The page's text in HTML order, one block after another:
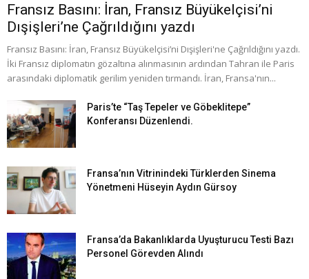
Fransız Basını: İran, Fransız Büyükelçisi’ni
Dışişleri’ne Çağrıldığını yazdı
Fransız Basını: İran, Fransız Büyükelçisi’ni Dışişleri'ne Çağrıldığını yazdı.
İki Fransız diplomatın gözaltına alınmasının ardından Tahran ile Paris
arasındaki diplomatik gerilim yeniden tırmandı. İran, Fransa'nın...
Paris’te “Taş Tepeler ve Göbeklitepe”
Konferansı Düzenlendi.
Fransa’nın Vitrinindeki Türklerden Sinema
Yönetmeni Hüseyin Aydın Gürsoy
Fransa’da Bakanlıklarda Uyuşturucu Testi Bazı
Personel Görevden Alındı